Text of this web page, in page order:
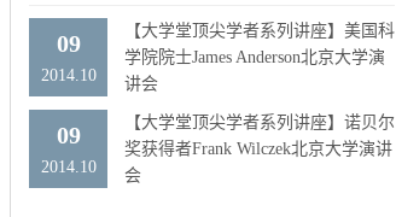
09
2014.10
【大学堂顶尖学者系列讲座】美国科
学院院士James Anderson北京大学演
讲会
09
2014.10
【大学堂顶尖学者系列讲座】诺贝尔
奖获得者Frank Wilczek北京大学演讲
会